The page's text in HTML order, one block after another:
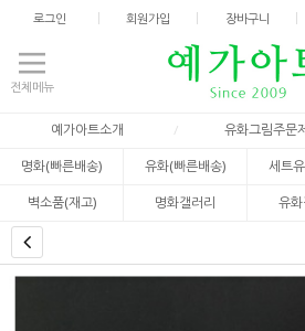
로그인 회원가입 장바구니
전체메뉴
예가아트소개 유화그림주문
명화(빠른배송)
유화(빠른배송) 세트
벽소품(재고)
명화갤러리 유